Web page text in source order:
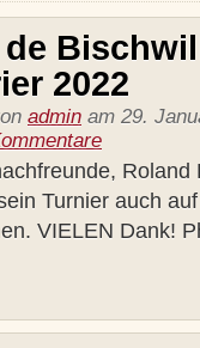
2022
admin am 29.
Roland
Turnier auch
VIELEN Dank!